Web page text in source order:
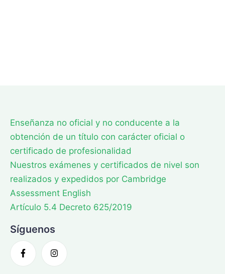
Enseñanza no oficial y no conducente a la
obtención de un título con carácter oficial o
certificado de profesionalidad
Nuestros exámenes y certificados de nivel son
realizados y expedidos por Cambridge
Assessment English
Artículo 5.4 Decreto 625/2019
Síguenos